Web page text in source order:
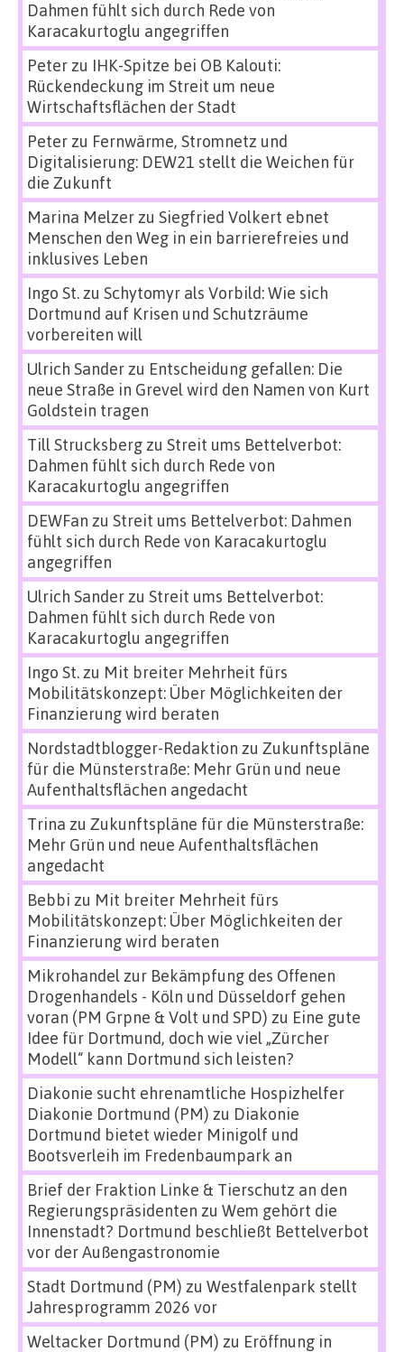
Dahmen fühlt sich durch Rede von
Karacakurtoglu angegriffen
Peterzu IHK-Spitze bei OB Kalouti:
Rückendeckung im Streit um neue
Wirtschaftsflächen der Stadt
Peterzu Fernwärme, Stromnetz und
Digitalisierung: DEW21 stellt die Weichen für
die Zukunft
Marina Melzerzu Siegfried Volkert ebnet
Menschen den Weg in ein barrierefreies und
inklusives Leben
Ingo St.zu Schytomyr als Vorbild: Wie sich
Dortmund auf Krisen und Schutzräume
vorbereiten will
Ulrich Sanderzu Entscheidung gefallen: Die
neue Straße in Grevel wird den Namen von Kurt
Goldstein tragen
Till Strucksbergzu Streit ums Bettelverbot:
Dahmen fühlt sich durch Rede von
Karacakurtoglu angegriffen
DEWFan zu Streit ums Bettelverbot: Dahmen
fühlt sich durch Rede von Karacakurtoglu
angegriffen
Ulrich Sanderzu Streit ums Bettelverbot:
Dahmen fühlt sich durch Rede von
Karacakurtoglu angegriffen
Ingo St.zu Mit breiter Mehrheit fürs
Mobilitätskonzept: Über Möglichkeiten der
Finanzierung wird beraten
Nordstadtblogger-Redaktion zu Zukunftspläne
für die Münsterstraße: Mehr Grün und neue
Aufenthaltsflächen angedacht
Trina zu Zukunftspläne für die Münsterstraße:
Mehr Grün und neue Aufenthaltsflächen
angedacht
Bebbi zu Mit breiter Mehrheit fürs
Mobilitätskonzept: Über Möglichkeiten der
Finanzierung wird beraten
Mikrohandel zur Bekämpfung des Offenen
Drogenhandels - Köln und Düsseldorf gehen
voran (PM Grpne & Volt und SPD) zu Eine gute
Idee für Dortmund, doch wie viel „Zürcher
Modell“ kann Dortmund sich leisten?
Diakonie sucht ehrenamtliche Hospizhelfer
Diakonie Dortmund (PM) zu Diakonie
Dortmund bietet wieder Minigolf und
Bootsverleih im Fredenbaumpark an
Brief der Fraktion Linke & Tierschutz an den
Regierungspräsidenten zu Wem gehört die
Innenstadt? Dortmund beschließt Bettelverbot
vor der Außengastronomie
Stadt Dortmund (PM) zu Westfalenpark stellt
Jahresprogramm 2026 vor
Weltacker Dortmund (PM) zu Eröffnung in